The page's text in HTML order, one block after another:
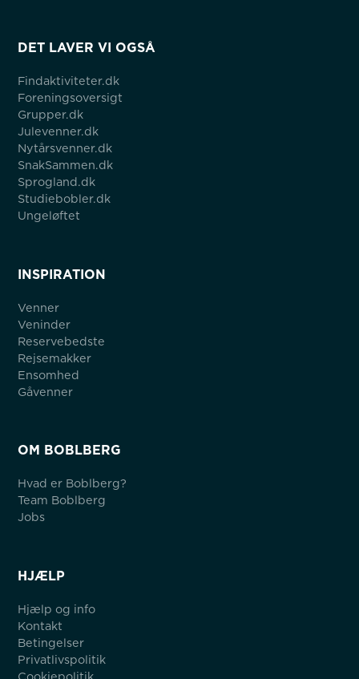
DET LAVER VI OGSÅ
Findaktiviteter.dk
Foreningsoversigt
Grupper.dk
Julevenner.dk
Nytårsvenner.dk
SnakSammen.dk
Sprogland.dk
Studiebobler.dk
Ungeløftet
INSPIRATION
Venner
Veninder
Reservebedste
Rejsemakker
Ensomhed
Gåvenner
OM BOBLBERG
Hvad er Boblberg?
Team Boblberg
Jobs
HJÆLP
Hjælp og info
Kontakt
Betingelser
Privatlivspolitik
Cookiepolitik